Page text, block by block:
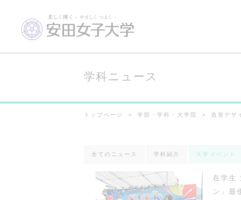
学科ニュース
トップページ 学部・学科・大学院 造形デザ
全てのニュース 学科紹介 大学イベント
在学生
ン」最